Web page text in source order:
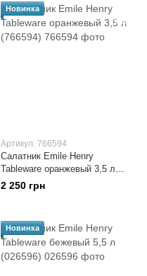
Новинка
Артикул: 766594
Салатник Emile Henry
Tableware оранжевый 3,5 л
(766594)
2 250 грн
Новинка